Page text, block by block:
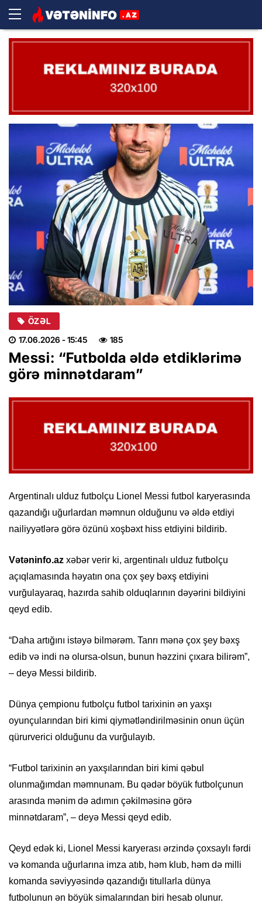
ÖZƏL
17.06.2026 - 15:45 185
Messi: “Futbolda əldə etdiklərimə
görə minnətdaram”
Argentinalı ulduz futbolçu Lionel Messi futbol karyerasında
qazandığı uğurlardan məmnun olduğunu və əldə etdiyi
nailiyyətlərə görə özünü xoşbəxt hiss etdiyini bildirib.
Vətəninfo.az xəbər verir ki, argentinalı ulduz futbolçu
açıqlamasında həyatın ona çox şey bəxş etdiyini
vurğulayaraq, hazırda sahib olduqlarının dəyərini bildiyini
qeyd edib.
“Daha artığını istəyə bilmərəm. Tanrı mənə çox şey bəxş
edib və indi nə olursa-olsun, bunun həzzini çıxara bilirəm”,
– deyə Messi bildirib.
Dünya çempionu futbolçu futbol tarixinin ən yaxşı
oyunçularından biri kimi qiymətləndirilməsinin onun üçün
qürurverici olduğunu da vurğulayıb.
“Futbol tarixinin ən yaxşılarından biri kimi qəbul
olunmağımdan məmnunam. Bu qədər böyük futbolçunun
arasında mənim də adımın çəkilməsinə görə
minnətdaram”, – deyə Messi qeyd edib.
Qeyd edək ki, Lionel Messi karyerası ərzində çoxsaylı fərdi
və komanda uğurlarına imza atıb, həm klub, həm də milli
komanda səviyyəsində qazandığı titullarla dünya
futbolunun ən böyük simalarından biri hesab olunur.